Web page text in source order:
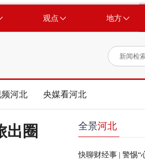
观点 地方
河北 央媒看河北
出圈 全景河北
快聊财经事 | 警惕“